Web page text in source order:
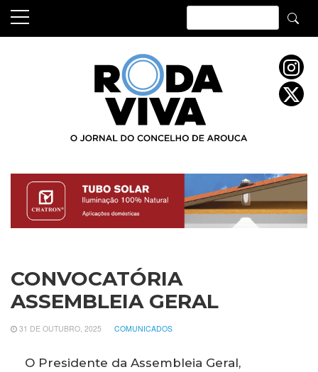
Skip
CONVOCATÓRIA
ASSEMBLEIA GERAL
31 DE OUTUBRO, 2025 COMUNICADOS
O Presidente da Assembleia Geral,